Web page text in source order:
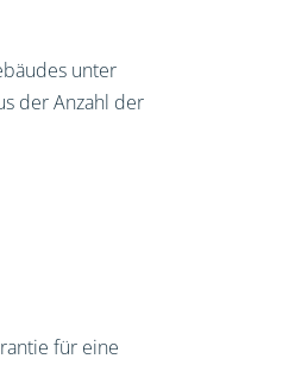
unter
der Anzahl der
für eine